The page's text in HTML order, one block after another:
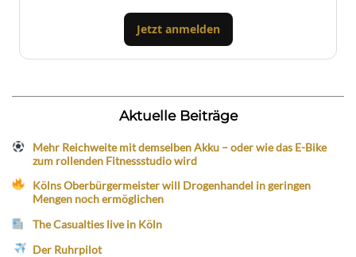
Jetzt anmelden
Aktuelle Beiträge
Mehr Reichweite mit demselben Akku – oder wie das E-Bike
zum rollenden Fitnessstudio wird
Kölns Oberbürgermeister will Drogenhandel in geringen
Mengen noch ermöglichen
The Casualties live in Köln
Der Ruhrpilot